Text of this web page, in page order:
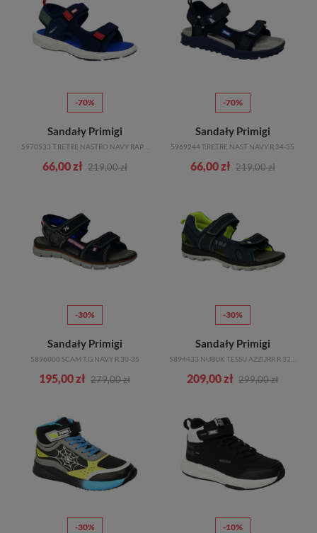
Wiemy, na czym zależy Ci najbardziej jako rodzicowi. Komfort i
bezpieczeństwo Twojego dziecka to podstawa, dlatego nasze obuwie dla
chłopców
jest sprawdzone i spełnia najwyższe standardy jakości. Dbamy
o to, aby obuwie nie tylko wyglądało świetnie, ale także było
Odkryj naszą bogatą ofertę butów dla chłopców i znajdź doskonałą
parę dla swojego dziecka. To inwestycja w jego zdrowy rozwój i komfort!
-70%
Sandały Primigi
5970533 T.RETRE NASTRO NAVY RAPID TECH SYSTEM R.34-35
66,00 zł 219,00 zł
-70%
Sandały Primigi
5969244 T.RETRE NAST NAVY R.34-35
66,00 zł 219,00 zł
-30%
Sandały Primigi
5896000 SCAM T.G.NAVY R.30-35
195,00 zł 279,00 zł
-30%
Sandały Primigi
209,00 zł 299,00 zł
-30% -10%